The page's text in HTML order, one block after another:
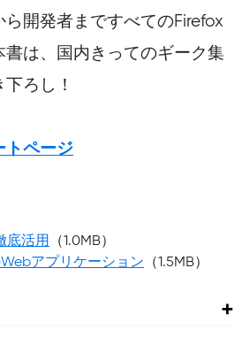
開発者まですべてのFirefox
書は、国内きってのギーク集
ろし！
トページ
底活用 （1.0MB）
アプリケーション （1.5MB）